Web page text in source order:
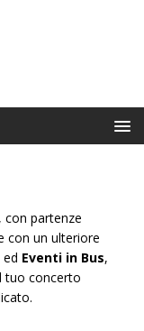
, con partenze
con un ulteriore
ed Eventi in Bus,
tuo concerto